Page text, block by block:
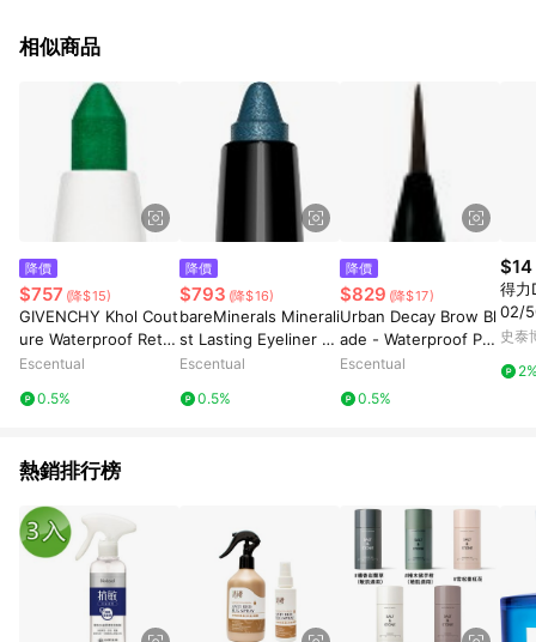
相似商品
降價
$757 (降$15)
GIVENCHY Khol Cout
ure Waterproof Retra
ctable Eyeliner 0.3g
Escentual
0.5%
降價
$793 (降$16)
bareMinerals Minerali
st Lasting Eyeliner 0.
35g Aquamarine
Escentual
0.5%
降價
$829 (降$17)
Urban Decay Brow Bl
ade - Waterproof Pe
ncil & Ink Stain 0.05
Escentual
0.5%
$14
得力
02/
史泰
熱銷排行榜